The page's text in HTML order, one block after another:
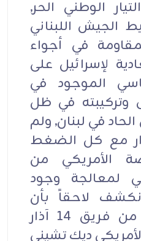
الوطني الحر,
الجيش اللبناني
في أجواء
لإسرائيل على
الموجود في
وتركيبته في ظل
في لبنان, ولم
فريق 14 آذار مع كل الضغط
الأمريكي من
لمعالجة وجود
لاحقاً بأن
شخصيات أساسية من فريق 14 آذار
ديك تشيني